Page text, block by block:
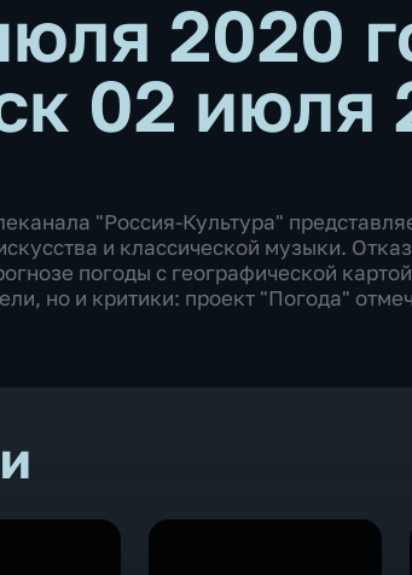
2020
02 июля
"Россия-Культура"
и классической музыки.
погоды с географической
но и критики: проект "Погода"